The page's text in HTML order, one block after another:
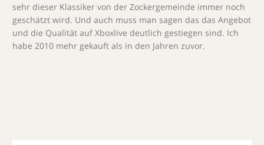
sehr dieser Klassiker von der Zockergemeinde immer noch
geschätzt wird. Und auch muss man sagen das das Angebot
und die Qualität auf Xboxlive deutlich gestiegen sind. Ich
habe 2010 mehr gekauft als in den Jahren zuvor.